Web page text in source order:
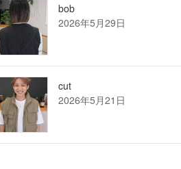
bob
2026年5月29日
cut
2026年5月21日